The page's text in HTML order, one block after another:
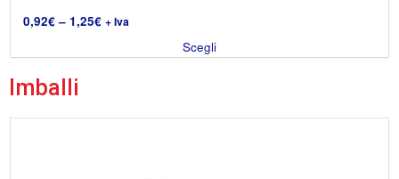
0,92€– 1,25€ + Iva
Scegli
Imballi